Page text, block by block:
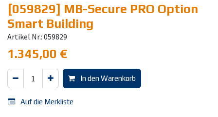
[059829] MB-Secure PRO Option
Smart Building
Artikel Nr.: 059829
1.345,00 €
In den Warenkorb
Auf die Merkliste